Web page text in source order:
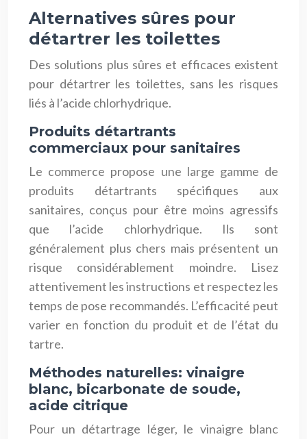
Alternatives sûres pour
détartrer les toilettes
Des solutions plus sûres et efficaces existent
pour détartrer les toilettes, sans les risques
liés à l’acide chlorhydrique.
Produits détartrants
commerciaux pour sanitaires
Le commerce propose une large gamme de
produits détartrants spécifiques aux
sanitaires, conçus pour être moins agressifs
que l’acide chlorhydrique. Ils sont
généralement plus chers mais présentent un
risque considérablement moindre. Lisez
attentivement les instructions et respectez les
temps de pose recommandés. L’efficacité peut
varier en fonction du produit et de l’état du
tartre.
Méthodes naturelles: vinaigre
blanc, bicarbonate de soude,
acide citrique
Pour un détartrage léger, le vinaigre blanc